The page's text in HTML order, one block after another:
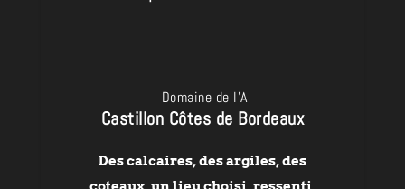
Domaine de l’A
Castillon Côtes de Bordeaux
Des calcaires, des argiles, des